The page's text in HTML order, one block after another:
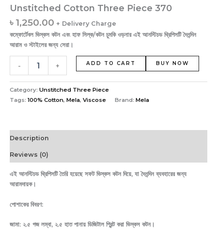
Unstitched Cotton Three Piece 370
৳ 1,250.00 + Delivery Charge
কম্ফোর্টেবল ভিস্কস কটন এবং হাফ সিল্ক/কটন চুমকি ওড়নার এই আনস্টিচড থ্রিপিসটি দৈনন্দিন
আরাম ও স্টাইলের জন্য সেরা।
- + ADD TO CART BUY NOW
Category: Unstitched Three Piece
Tags: 100% Cotton, Mela, Viscose Brand: Mela
Description
Reviews (0)
এই আনস্টিচড থ্রিপিসটি তৈরি হয়েছে সফট ভিস্কস কটন দিয়ে, যা দৈনন্দিন ব্যবহারের জন্য
আরামদায়ক।
পোশাকের বিবরণ:
জামা: ২.৫ গজ লম্বা, ২.৫ হাত পানায় ডিজিটাল প্রিন্ট করা ভিস্কস কটন।